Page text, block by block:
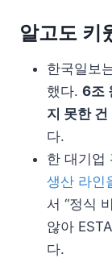
알고도 키
한국일보
했다. 6조
지 못한 건
다.
한 대기업
생산 라인
서 “정식
않아
다.